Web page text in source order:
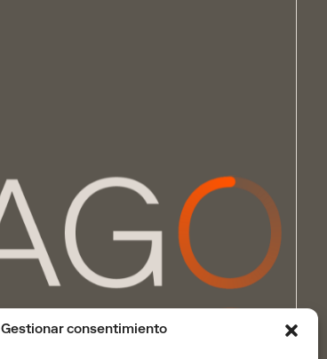
Gestionar consentimiento